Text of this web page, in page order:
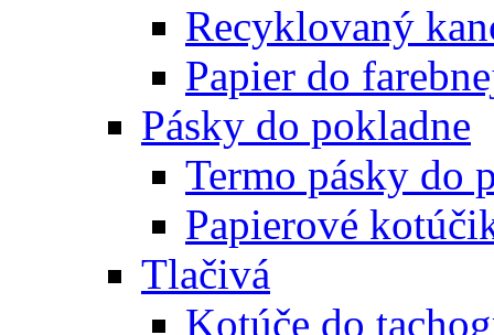
Recyklovaný
Papier do
Pásky do pokladne
Termo pásky do
Papierové
Tlačivá
Kotúče do